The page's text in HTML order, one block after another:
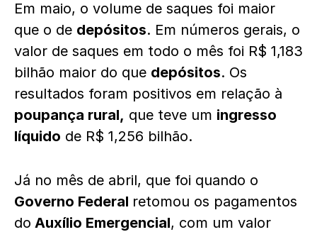
Em maio, o volume de saques foi maior
que o de depósitos. Em números gerais, o
valor de saques em todo o mês foi R$ 1,183
bilhão maior do que depósitos. Os
resultados foram positivos em relação à
poupança rural, que teve um ingresso
líquido de R$ 1,256 bilhão.
Já no mês de abril, que foi quando o
Governo Federal retomou os pagamentos
do Auxílio Emergencial, com um valor